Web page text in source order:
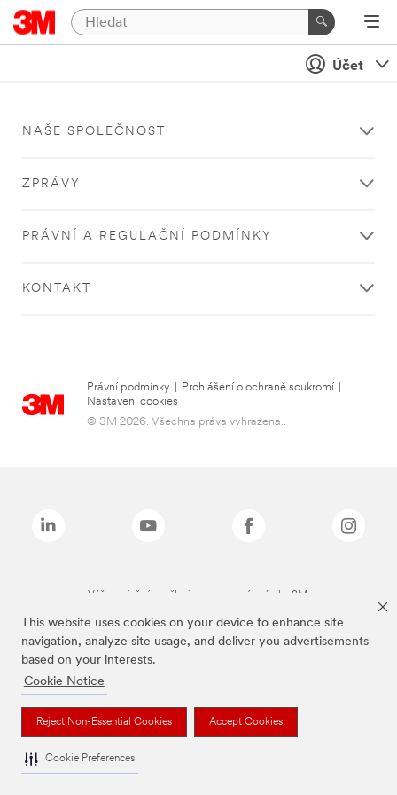
This website uses cookies on your device to enhance site
navigation, analyze site usage, and deliver you advertisements
based on your interests.
Cookie Notice
Reject Non-Essential Cookies Accept Cookies
Cookie Preferences
Účet
NAŠE SPOLEČNOST
ZPRÁVY
PRÁVNÍ A REGULAČNÍ PODMÍNKY
KONTAKT
Právní podmínky Prohlášení o ochraně soukromí
Nastavení cookies
© 3M 2026. Všechna práva vyhrazena..
Výše zmíněné značky jsou ochranné známky 3M.